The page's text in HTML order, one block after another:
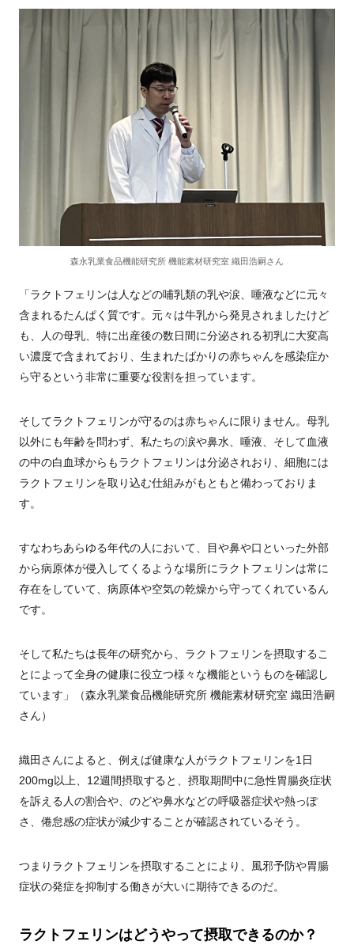
森永乳業食品機能研究所 機能素材研究室 織田浩嗣さん
「ラクトフェリンは人などの哺乳類の乳や涙、唾液などに元々
含まれるたんぱく質です。元々は牛乳から発見されましたけど
も、人の母乳、特に出産後の数日間に分泌される初乳に大変高
い濃度で含まれており、生まれたばかりの赤ちゃんを感染症か
ら守るという非常に重要な役割を担っています。
そしてラクトフェリンが守るのは赤ちゃんに限りません。母乳
以外にも年齢を問わず、私たちの涙や鼻水、唾液、そして血液
の中の白血球からもラクトフェリンは分泌されおり、細胞には
ラクトフェリンを取り込む仕組みがもともと備わっておりま
す。
すなわちあらゆる年代の人において、目や鼻や口といった外部
から病原体が侵入してくるような場所にラクトフェリンは常に
存在をしていて、病原体や空気の乾燥から守ってくれているん
です。
そして私たちは長年の研究から、ラクトフェリンを摂取するこ
とによって全身の健康に役立つ様々な機能というものを確認し
ています」（森永乳業食品機能研究所 機能素材研究室 織田浩嗣
さん）
織田さんによると、例えば健康な人がラクトフェリンを1日
200mg以上、12週間摂取すると、摂取期間中に急性胃腸炎症状
を訴える人の割合や、のどや鼻水などの呼吸器症状や熱っぽ
さ、倦怠感の症状が減少することが確認されているそう。
つまりラクトフェリンを摂取することにより、風邪予防や胃腸
症状の発症を抑制する働きが大いに期待できるのだ。
ラクトフェリンはどうやって摂取できるのか？